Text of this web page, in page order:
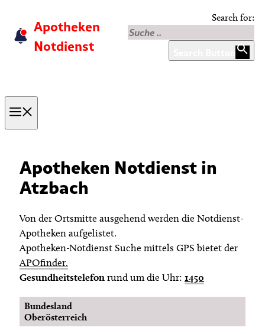
content
Apotheken
Notdienst
Search for:
Apotheken Notdienst in
Atzbach
Von der Ortsmitte ausgehend werden die Notdienst-
Apotheken aufgelistet.
Apotheken-Notdienst Suche mittels GPS bietet der
APOfinder.
Gesundheitstelefon rund um die Uhr: 1450
Bundesland
Oberösterreich